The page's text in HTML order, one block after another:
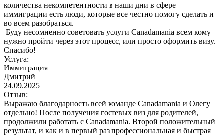
количества некомпетентности в наши дни в сфере
иммиграции есть люди, которые все честно помогу сделать и
во всем разобраться.
Буду несомненно советовать услуги Canadamania всем кому
нужно пройти через этот процесс, или просто оформить визу.
Спасибо!
Услуга:
Иммиграция
Дмитрий
24.09.2025
Отзыв:
Выражаю благодарность всей команде Canadamania и Олегу
отдельно! После получения гостевых виз для родителей,
продолжили работать с Canadamania. Второй положительный
результат, и как и в первый раз профессиональная и быстрая